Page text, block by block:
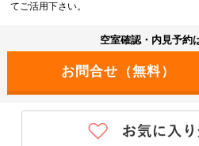
てご活用下さい。
空室確認・内見予約